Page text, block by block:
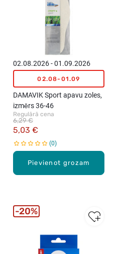
Pievienot grozam
02.08.2026 - 01.09.2026
02.08-01.09
DAMAVIK Sport apavu zoles,
izmērs 36-46
Regulārā cena
5,03 €
6,29 €
0
20%